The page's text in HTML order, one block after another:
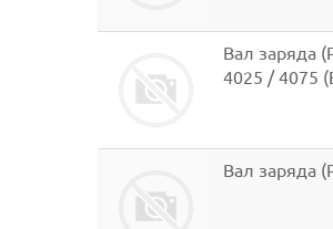
Вал заряда
4025 / 4075
Вал заряда